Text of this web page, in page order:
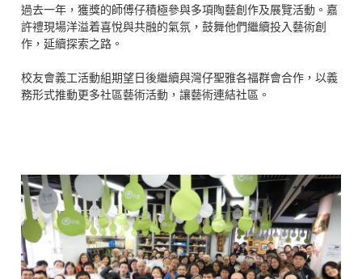
過去一年，獲獎的師傅仔積極參與多項陶藝創作及展覽活動。嘉
許禮現場洋溢着喜悅與共融的氣氛，鼓舞他們繼續投入藝術創
作，延續探索之路。
校友會義工活動組期望日後繼續與灣仔聖雅各福群會合作，以義
務形式推動更多社區藝術活動，讓藝術連結社區。